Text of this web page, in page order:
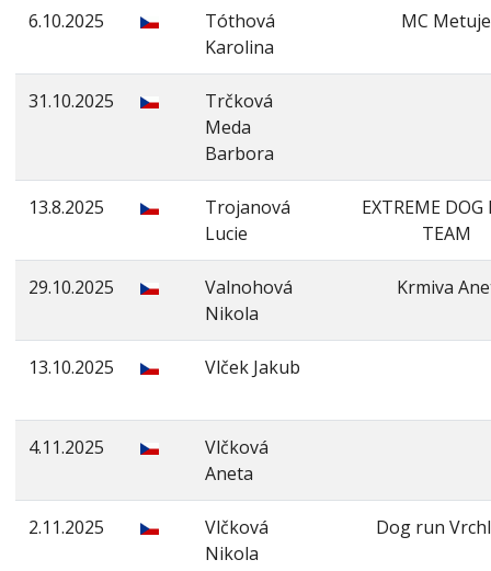
6.10.2025
Tóthová
Karolina
MC Metuje
31.10.2025
Trčková
Meda
Barbora
13.8.2025
Trojanová
Lucie
EXTREME DOG
TEAM
29.10.2025
Valnohová
Nikola
Krmiva
13.10.2025 Vlček Jakub
4.11.2025
Vlčková
Aneta
2.11.2025
Vlčková
Nikola
Dog run